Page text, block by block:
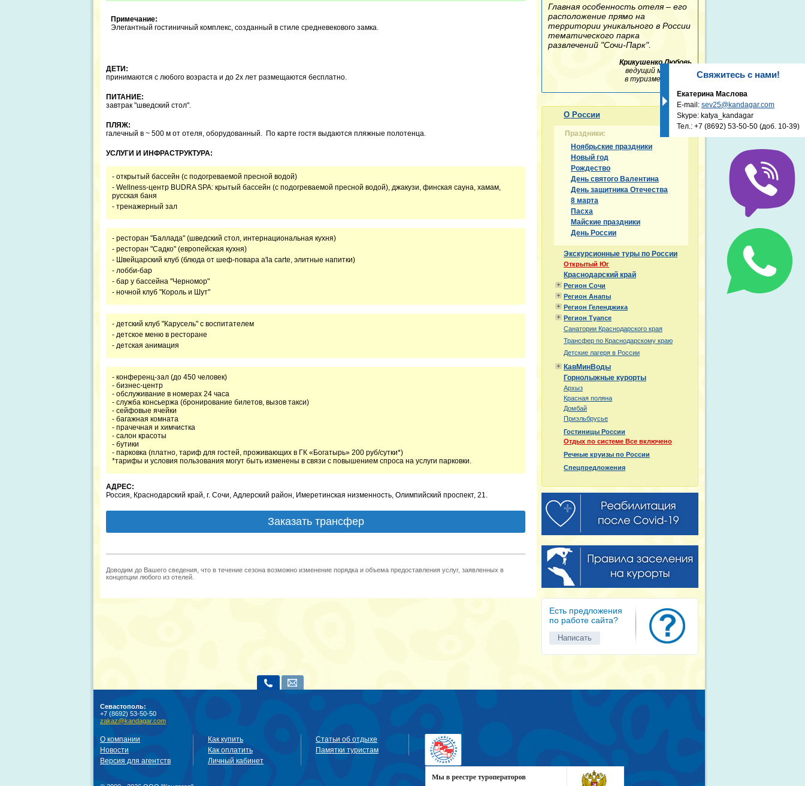
Примечание:
Элегантный гостиничный комплекс, созданный в стиле средневекового замка.
ДЕТИ:
принимаются с любого возраста и до 2х лет размещаются бесплатно.
ПИТАНИЕ:
завтрак "шведский стол".
ПЛЯЖ:
галечный в ~ 500 м от отеля, оборудованный. По карте гостя выдаются пляжные полотенца.
УСЛУГИ И ИНФРАСТРУКТУРА:
- открытый бассейн (с подогреваемой пресной водой)
- Wellness-центр BUDRA SPA: крытый бассейн (с подогреваемой пресной водой), джакузи, финская сауна, хамам,
русская баня
- тренажерный зал
- ресторан "Баллада" (шведский стол, интернациональная кухня)
- ресторан "Садко" (европейская кухня)
- Швейцарский клуб (блюда от шеф-повара a'la carte, элитные напитки)
- лобби-бар
- бар у бассейна "Черномор"
- ночной клуб "Король и Шут"
- детский клуб "Карусель" с воспитателем
- детское меню в ресторане
- детская анимация
- конференц-зал (до 450 человек)
- бизнес-центр
- обслуживание в номерах 24 часа
- служба консьержа (бронирование билетов, вызов такси)
- сейфовые ячейки
- багажная комната
- прачечная и химчистка
- салон красоты
- бутики
- парковка (платно, тариф для гостей, проживающих в ГК «Богатырь» 200 руб/сутки*)
*тарифы и условия пользования могут быть изменены в связи с повышением спроса на услуги парковки.
АДРЕС:
Россия, Краснодарский край, г. Сочи, Адлерский район, Имеретинская низменность, Олимпийский проспект, 21.
Заказать трансфер
Доводим до Вашего сведения, что в течение сезона возможно изменение порядка и объема предоставления услуг, заявленных в
концепции любого из отелей.
Свяжитесь с нами!
Екатерина Маслова
E-mail: sev25@kandagar.com
Skype: katya_kandagar
Тел.: +7 (8692) 53-50-50 (доб. 10-39)
Главная особенность отеля – его
расположение прямо на
территории уникального в России
тематического парка
развлечений "Сочи-Парк".
Крикушенко Любовь
ведущий менеджер
в туризме -
О России
Праздники:
Ноябрьские праздники
Новый год
Рождество
День святого Валентина
День защитника Отечества
8 марта
Пасха
Майские праздники
День России
Экскурсионные туры по России
Открытый Юг
Краснодарский край
Регион Сочи
Регион Анапы
Регион Геленджика
Регион Туапсе
Санатории Краснодарского края
Трансфер по Краснодарскому краю
Детские лагеря в России
КавМинВоды
Горнолыжные курорты
Архыз
Красная поляна
Домбай
Приэльбрусье
Гостиницы России
Отдых по системе Все включено
Речные круизы по России
Спецпредложения
Есть предложения
по работе сайта?
Написать
Севастополь:
+7 (8692) 53-50-50
zakaz@kandagar.com
О компании
Новости
Версия для агентств
Как купить
Как оплатить
Личный кабинет
Статьи об отдыхе
Памятки туристам